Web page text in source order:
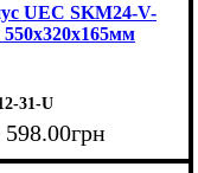
UEC SKM24-V-
31-U
598.00грн